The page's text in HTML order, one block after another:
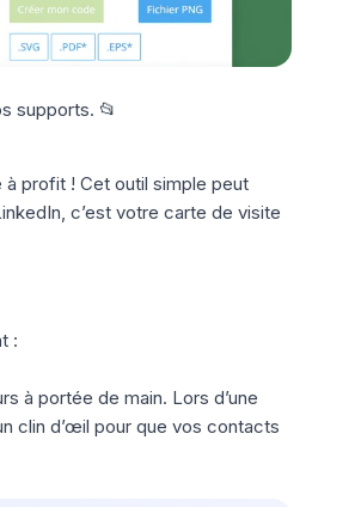
supports. 📂
profit ! Cet outil simple peut
c’est votre carte de visite
:
à portée de main. Lors d’une
clin d’œil pour que vos contacts